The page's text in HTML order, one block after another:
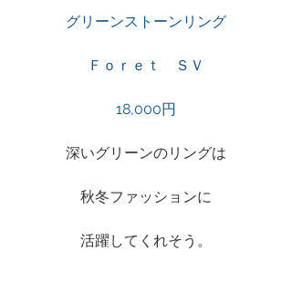
グリーンストーンリング
Ｆｏｒｅｔ　ＳＶ
18,000円
深いグリーンのリングは
秋冬ファッションに
活躍してくれそう。